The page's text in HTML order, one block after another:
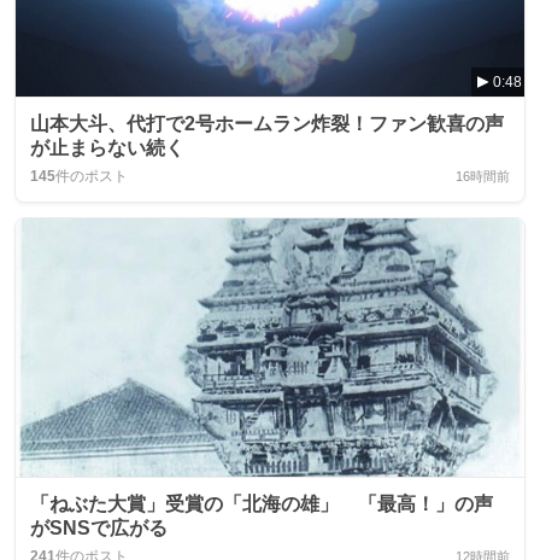
0:48
山本大斗、代打で2号ホームラン炸裂！ファン歓喜の声
が止まらない続く
145件のポスト 16時間前
「ねぶた大賞」受賞の「北海の雄」 「最高！」の声
がSNSで広がる
12時間前